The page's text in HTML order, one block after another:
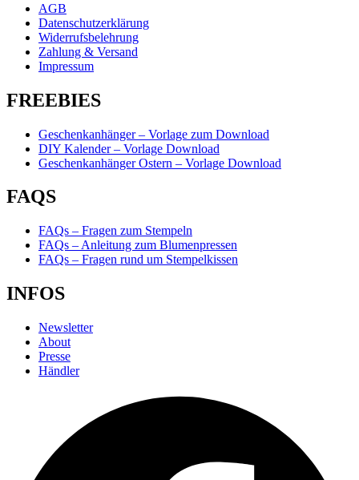
AGB
Datenschutzerklärung
Widerrufsbelehrung
Zahlung & Versand
Impressum
FREEBIES
Geschenkanhänger – Vorlage zum Download
DIY Kalender – Vorlage Download
Geschenkanhänger Ostern – Vorlage Download
FAQS
FAQs – Fragen zum Stempeln
FAQs – Anleitung zum Blumenpressen
FAQs – Fragen rund um Stempelkissen
INFOS
Newsletter
About
Presse
Händler